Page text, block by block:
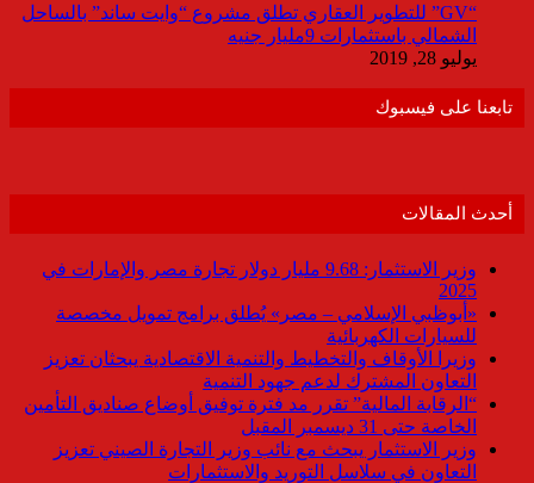
“GV” للتطوير العقاري تطلق مشروع “وايت ساند” بالساحل
الشمالي باستثمارات 9مليار جنيه
يوليو 28, 2019
تابعنا على فيسبوك
أحدث المقالات
وزير الاستثمار: 9.68 مليار دولار تجارة مصر والإمارات في
2025
«أبوظبي الإسلامي – مصر» يُطلق برامج تمويل مخصصة
للسيارات الكهربائية
وزيرا الأوقاف والتخطيط والتنمية الاقتصادية يبحثان تعزيز
التعاون المشترك لدعم جهود التنمية
“الرقابة المالية” تقرر مد فترة توفيق أوضاع صناديق التأمين
الخاصة حتى 31 ديسمبر المقبل
وزير الاستثمار يبحث مع نائب وزير التجارة الصيني تعزيز
التعاون في سلاسل التوريد والاستثمارات